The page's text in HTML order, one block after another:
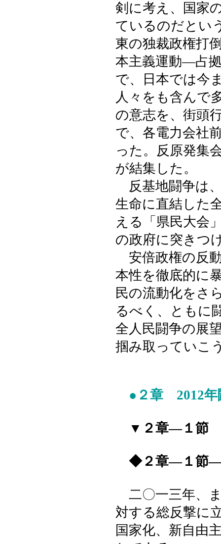
剣に考え、国家
ているのだとい
東の独裁政権打
本主義運動―占
で、日本では今
人々をも含んで
の意志を、街頭
で、各電力会社
った。反原発集
が結集した。
反基地闘争は
生命に直結した
える「県民大会
の政府に突きつ
安倍政権の反
本性を徹底的に
民の流動化をさ
るべく、ともに
全人民闘争の展
掴み取っていこ
●２章 2012年
▼２章―１節
◆２章―１節―
二〇一三年、
対する総反撃に
国家化、新自由